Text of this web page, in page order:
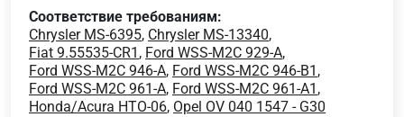
Соответствие требованиям:
Chrysler MS-6395, Chrysler MS-13340,
Fiat 9.55535-CR1 , Ford WSS-M2C 929-A,
Ford WSS-M2C 946-A, Ford WSS-M2C 946-B1 ,
Ford WSS-M2C 961-A, Ford WSS-M2C 961-A1 ,
Honda/Acura HTO-06, Opel OV 040 1547 - G30